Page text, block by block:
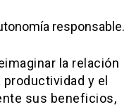
responsable.
la relación
y el
sus beneficios,